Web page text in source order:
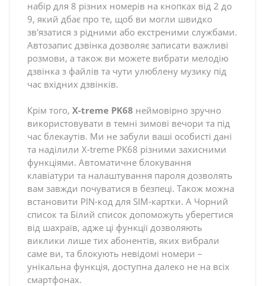
набір для 8 різних номерів на кнопках від 2 до
9, який дбає про те, щоб ви могли швидко
зв'язатися з рідними або екстреними службами.
Автозапис дзвінка дозволяє записати важливі
розмови, а також ви можете вибрати мелодію
дзвінка з файлів та чути улюблену музику під
час вхідних дзвінків.
Крім того, X-treme PK68 неймовірно зручно
використовувати в темні зимові вечори та під
час блекаутів. Ми не забули ваші особисті дані
та наділили X-treme PK68 різними захисними
функціями. Автоматичне блокування
клавіатури та налаштування пароля дозволять
вам завжди почуватися в безпеці. Також можна
встановити PIN-код для SIM-картки. А Чорний
список та Білий список допоможуть уберегтися
від шахраїв, адже ці функції дозволяють
виклики лише тих абонентів, яких вибрали
саме ви, та блокують невідомі номери –
унікальна функція, доступна далеко не на всіх
смартфонах.